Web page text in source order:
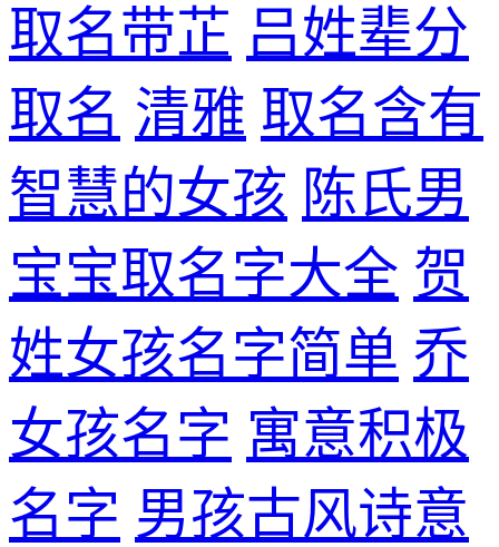
取名带芷 吕姓辈分
取名 清雅 取名含有
智慧的女孩 陈氏男
宝宝取名字大全 贺
姓女孩名字简单 乔
女孩名字 寓意积极
名字 男孩古风诗意